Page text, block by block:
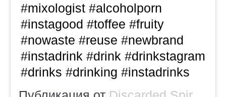
#mixologist #alcoholporn
#instagood #toffee #fruity
#nowaste #reuse #newbrand
#instadrink #drink #drinkstagram
#drinks #drinking #instadrinks